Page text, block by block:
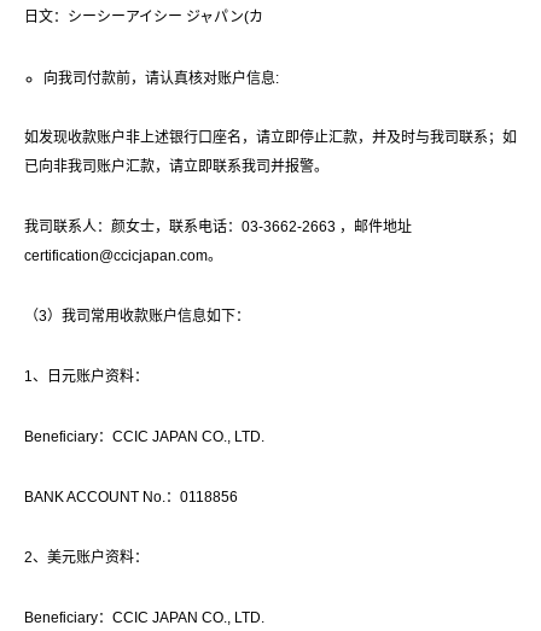
日文：シーシーアイシー ジャパン(カ
向我司付款前，请认真核对账户信息:
如发现收款账户非上述银行口座名，请立即停止汇款，并及时与我司联系；如
已向非我司账户汇款，请立即联系我司并报警。
我司联系人：颜女士，联系电话：03-3662-2663 ，邮件地址
certification@ccicjapan.com。
（3）我司常用收款账户信息如下：
1、日元账户资料：
Beneficiary：CCIC JAPAN CO., LTD.
BANK ACCOUNT No.：0118856
2、美元账户资料：
Beneficiary：CCIC JAPAN CO., LTD.